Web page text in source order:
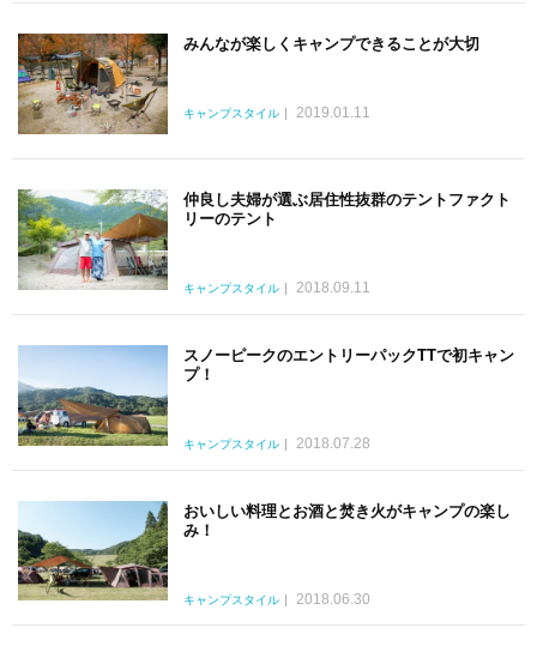
みんなが楽しくキャンプできることが大切
キャンプスタイル 2019.01.11
仲良し夫婦が選ぶ居住性抜群のテントファクト
リーのテント
キャンプスタイル 2018.09.11
スノーピークのエントリーパックTTで初キャン
プ！
キャンプスタイル 2018.07.28
おいしい料理とお酒と焚き火がキャンプの楽し
み！
キャンプスタイル 2018.06.30